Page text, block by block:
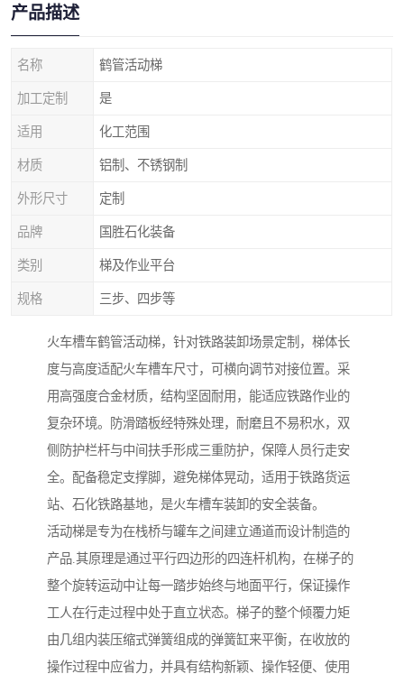
产品描述
名称 鹤管活动梯
加工定制 是
适用 化工范围
材质 铝制、不锈钢制
外形尺寸 定制
品牌 国胜石化装备
类别 梯及作业平台
规格 三步、四步等
火车槽车鹤管活动梯，针对铁路装卸场景定制，梯体长
度与高度适配火车槽车尺寸，可横向调节对接位置。采
用高强度合金材质，结构坚固耐用，能适应铁路作业的
复杂环境。防滑踏板经特殊处理，耐磨且不易积水，双
侧防护栏杆与中间扶手形成三重防护，保障人员行走安
全。配备稳定支撑脚，避免梯体晃动，适用于铁路货运
站、石化铁路基地，是火车槽车装卸的安全装备。
活动梯是专为在栈桥与罐车之间建立通道而设计制造的
产品.其原理是通过平行四边形的四连杆机构，在梯子的
整个旋转运动中让每一踏步始终与地面平行，保证操作
工人在行走过程中处于直立状态。梯子的整个倾覆力矩
由几组内装压缩式弹簧组成的弹簧缸来平衡，在收放的
操作过程中应省力，并具有结构新颖、操作轻便、使用